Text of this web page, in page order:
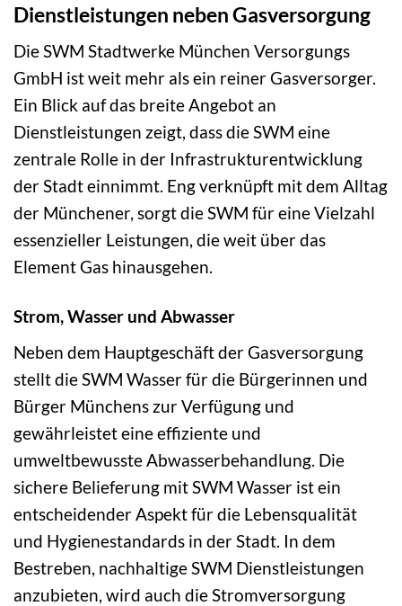
Dienstleistungen neben Gasversorgung
Die SWM Stadtwerke München Versorgungs
GmbH ist weit mehr als ein reiner Gasversorger.
Ein Blick auf das breite Angebot an
Dienstleistungen zeigt, dass die SWM eine
zentrale Rolle in der Infrastrukturentwicklung
der Stadt einnimmt. Eng verknüpft mit dem Alltag
der Münchener, sorgt die SWM für eine Vielzahl
essenzieller Leistungen, die weit über das
Element Gas hinausgehen.
Strom, Wasser und Abwasser
Neben dem Hauptgeschäft der Gasversorgung
stellt die SWM Wasser für die Bürgerinnen und
Bürger Münchens zur Verfügung und
gewährleistet eine effiziente und
umweltbewusste Abwasserbehandlung. Die
sichere Belieferung mit SWM Wasser ist ein
entscheidender Aspekt für die Lebensqualität
und Hygienestandards in der Stadt. In dem
Bestreben, nachhaltige SWM Dienstleistungen
anzubieten, wird auch die Stromversorgung